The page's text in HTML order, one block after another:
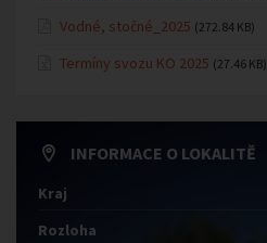
Vodné, stočné_2025 (272.84 KB)
Termíny svozu KO 2025 (27.46 KB)
INFORMACE O LOKALITĚ
Kraj
Rozloha